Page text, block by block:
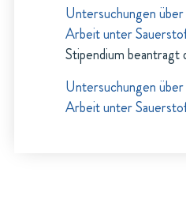
Untersuchungen
Arbeit unter
Stipendium beantragt
Untersuchungen
Arbeit unter